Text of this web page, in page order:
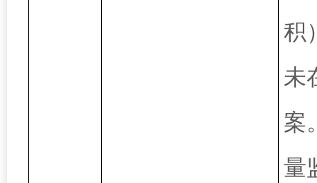
积
未
案
量